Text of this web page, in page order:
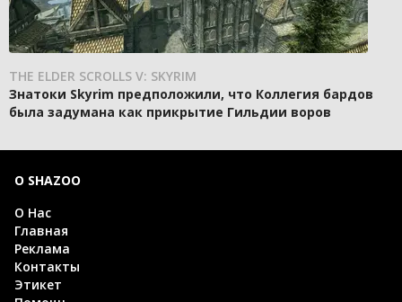
THE ELDER SCROLLS V: SKYRIM
Знатоки Skyrim предположили, что Коллегия бардов
была задумана как прикрытие Гильдии воров
О SHAZOO
О Нас
Главная
Реклама
Контакты
Этикет